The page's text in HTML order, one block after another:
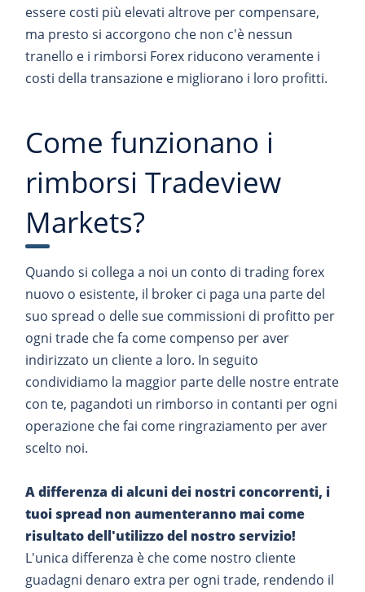
essere costi più elevati altrove per compensare,
ma presto si accorgono che non c'è nessun
tranello e i rimborsi Forex riducono veramente i
costi della transazione e migliorano i loro profitti.
Come funzionano i
rimborsi Tradeview
Markets?
Quando si collega a noi un conto di trading forex
nuovo o esistente, il broker ci paga una parte del
suo spread o delle sue commissioni di profitto per
ogni trade che fa come compenso per aver
indirizzato un cliente a loro. In seguito
condividiamo la maggior parte delle nostre entrate
con te, pagandoti un rimborso in contanti per ogni
operazione che fai come ringraziamento per aver
scelto noi.
A differenza di alcuni dei nostri concorrenti, i
tuoi spread non aumenteranno mai come
risultato dell'utilizzo del nostro servizio!
L'unica differenza è che come nostro cliente
guadagni denaro extra per ogni trade, rendendo il